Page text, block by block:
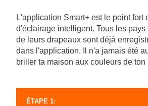
L'application Smart+ est le point fort
d'éclairage intelligent. Tous les pays
de leurs drapeaux sont déjà
dans l'application. Il n'a jamais été
briller ta maison aux couleurs de
ÉTAPE 1: